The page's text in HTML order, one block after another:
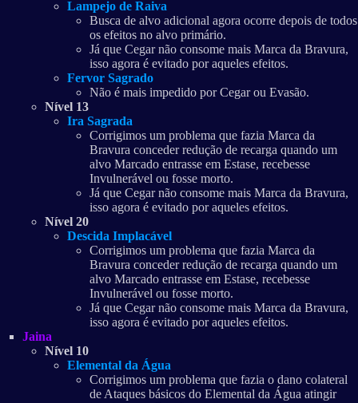
Lampejo de Raiva
Busca de alvo adicional agora ocorre depois de todos
os efeitos no alvo primário.
Já que Cegar não consome mais Marca da Bravura,
isso agora é evitado por aqueles efeitos.
Fervor Sagrado
Não é mais impedido por Cegar ou Evasão.
Nível 13
Ira Sagrada
Corrigimos um problema que fazia Marca da
Bravura conceder redução de recarga quando um
alvo Marcado entrasse em Estase, recebesse
Invulnerável ou fosse morto.
Já que Cegar não consome mais Marca da Bravura,
isso agora é evitado por aqueles efeitos.
Nível 20
Descida Implacável
Corrigimos um problema que fazia Marca da
Bravura conceder redução de recarga quando um
alvo Marcado entrasse em Estase, recebesse
Invulnerável ou fosse morto.
Já que Cegar não consome mais Marca da Bravura,
isso agora é evitado por aqueles efeitos.
Jaina
Nível 10
Elemental da Água
Corrigimos um problema que fazia o dano colateral
de Ataques básicos do Elemental da Água atingir